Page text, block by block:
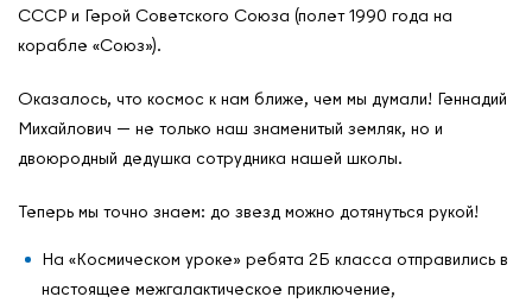
СССР и Герой Советского Союза (полет 1990 года на
корабле «Союз»).
Оказалось, что космос к нам ближе, чем мы думали! Геннадий
Михайлович — не только наш знаменитый земляк, но и
двоюродный дедушка сотрудника нашей школы.
Теперь мы точно знаем: до звезд можно дотянуться рукой!
На «Космическом уроке» ребята 2Б класса отправились в
настоящее межгалактическое приключение,